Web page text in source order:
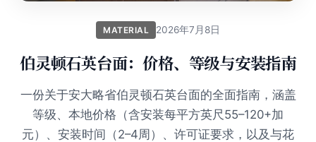
MATERIAL 2026年7月8日
伯灵顿石英台面：价格、等级与安装指南
一份关于安大略省伯灵顿石英台面的全面指南，涵盖
等级、本地价格（含安装每平方英尺55–120+加
元）、安装时间（2–4周）、许可证要求，以及与花